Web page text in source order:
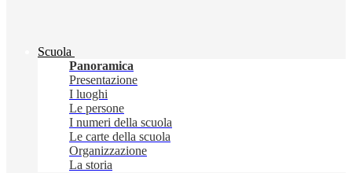
Scuola
Panoramica
Presentazione
I luoghi
Le persone
I numeri della scuola
Le carte della scuola
Organizzazione
La storia